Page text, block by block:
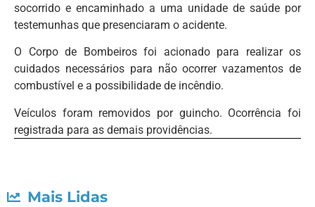
socorrido e encaminhado a uma unidade de saúde por
testemunhas que presenciaram o acidente.
O Corpo de Bombeiros foi acionado para realizar os
cuidados necessários para não ocorrer vazamentos de
combustível e a possibilidade de incêndio.
Veículos foram removidos por guincho. Ocorrência foi
registrada para as demais providências.
Mais Lidas